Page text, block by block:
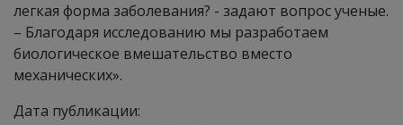
легкая форма заболевания? - задают вопрос ученые.
– Благодаря исследованию мы разработаем
биологическое вмешательство вместо
механических».
Дата публикации: